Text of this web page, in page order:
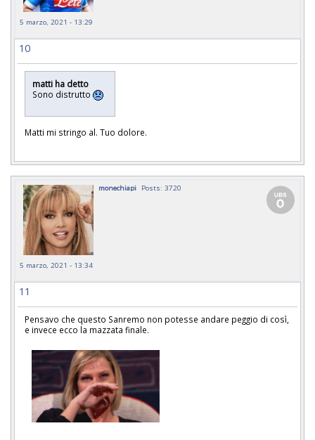
5 marzo, 2021 - 13:29
10
matti ha detto
Sono distrutto
Matti mi stringo al. Tuo dolore.
monechiapi Posts: 3720
5 marzo, 2021 - 13:34
11
Pensavo che questo Sanremo non potesse andare peggio di così,
e invece ecco la mazzata finale.